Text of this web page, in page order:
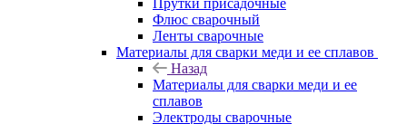
Прутки присадочные
Флюс сварочный
Ленты сварочные
Материалы для сварки меди и ее сплавов
Назад
Материалы для сварки меди и ее
сплавов
Электроды сварочные